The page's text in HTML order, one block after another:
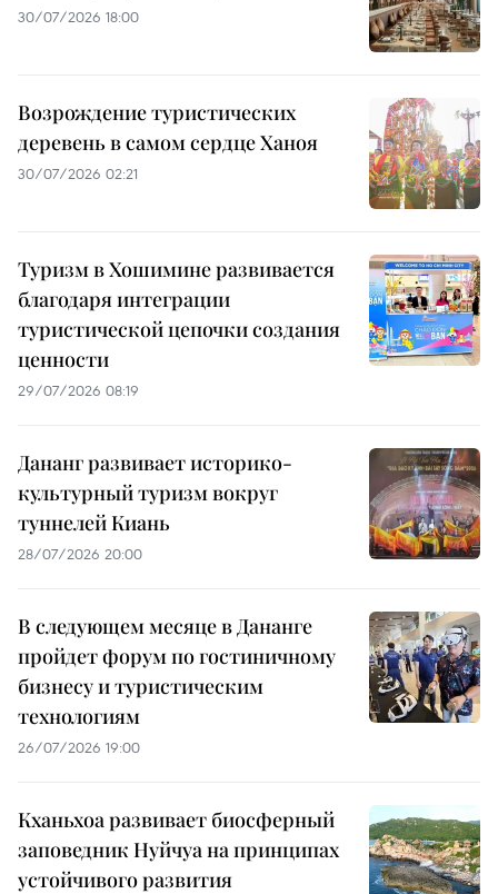
30/07/2026 18:00
Возрождение туристических
деревень в самом сердце Ханоя
30/07/2026 02:21
Туризм в Хошимине развивается
благодаря интеграции
туристической цепочки создания
ценности
29/07/2026 08:19
Дананг развивает историко-
культурный туризм вокруг
туннелей Киань
28/07/2026 20:00
В следующем месяце в Дананге
пройдет форум по гостиничному
бизнесу и туристическим
технологиям
26/07/2026 19:00
Кханьхоа развивает биосферный
заповедник Нуйчуа на принципах
устойчивого развития